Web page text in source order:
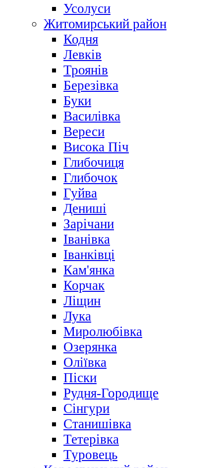
Усолуси
Житомирський район
Кодня
Левків
Троянів
Березівка
Буки
Василівка
Вереси
Висока Піч
Глибочиця
Глибочок
Гуйва
Дениші
Зарічани
Іванівка
Іванківці
Кам'янка
Корчак
Ліщин
Лука
Миролюбівка
Озерянка
Оліївка
Піски
Рудня-Городище
Сінгури
Станишівка
Тетерівка
Туровець